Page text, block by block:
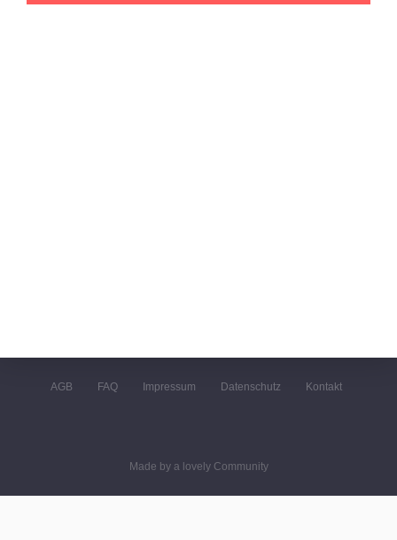
AGB FAQ Impressum Datenschutz Kontakt
Made by a lovely Community